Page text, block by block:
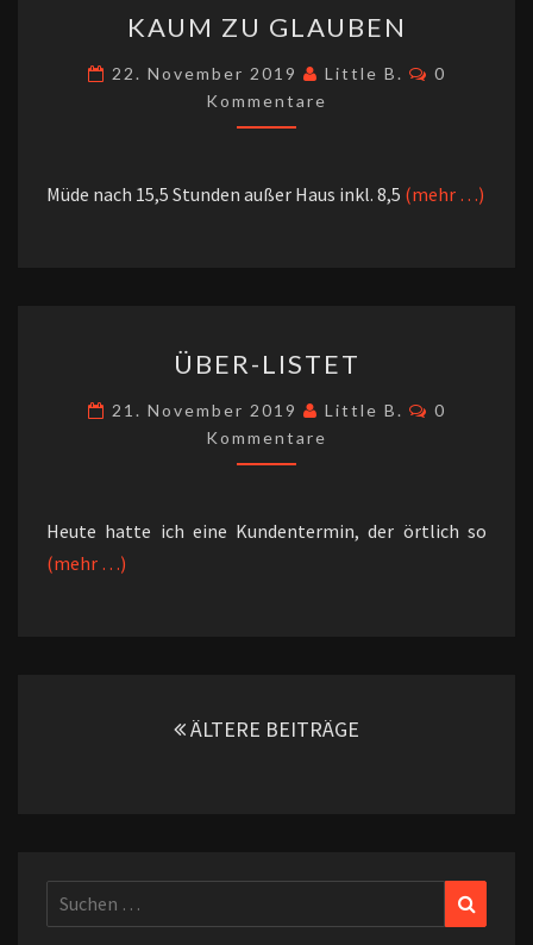
ZU
GLAUBEN
KAUM ZU GLAUBEN
22. November 2019 Little B.
0
Kommentare
Müde nach 15,5 Stunden außer Haus inkl. 8,5 (mehr …)
LISTET
ÜBER-LISTET
21. November 2019 Little B.
0
Kommentare
Heute hatte ich eine Kundentermin, der örtlich so
(mehr …)
ÄLTERE BEITRÄGE
Suchen
nach: